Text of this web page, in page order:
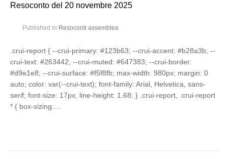
Resoconto del 20 novembre 2025
Published in Resoconti assemblea
.crui-report { --crui-primary: #123b63; --crui-accent: #b28a3b; --
crui-text: #263442; --crui-muted: #647383; --crui-border:
#d9e1e8; --crui-surface: #f5f8fb; max-width: 980px; margin: 0
auto; color: var(--crui-text); font-family: Arial, Helvetica, sans-
serif; font-size: 17px; line-height: 1.68; } .crui-report, .crui-report
* { box-sizing:…